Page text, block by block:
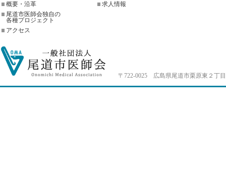
概要・沿革
尾道市医師会独自の
各種プロジェクト
アクセス
求人情報
〒722-0025 広島県尾道市栗原東２丁